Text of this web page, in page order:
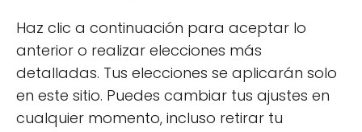
Haz clic a continuación para aceptar lo
anterior o realizar elecciones más
detalladas. Tus elecciones se aplicarán solo
en este sitio. Puedes cambiar tus ajustes en
cualquier momento, incluso retirar tu
mezcla con agua caliente hasta disolverse.
Luego, añade una taza de bicarbonato de
sodio y una taza de vinagre. Esta
combinación no solo limpiará tu ropa, sino
que también la dejará fresca y libre de